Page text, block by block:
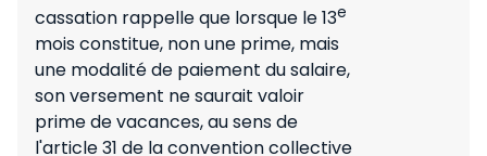
cassation rappelle que lorsque le 13e
mois constitue, non une prime, mais
une modalité de paiement du salaire,
son versement ne saurait valoir
prime de vacances, au sens de
l'article 31 de la convention collective